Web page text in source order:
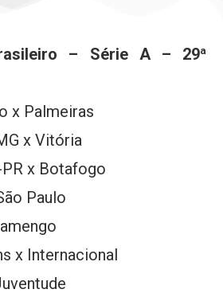
– Série A – 29ª
x Palmeiras
x Vitória
x Botafogo
Paulo
x Internacional